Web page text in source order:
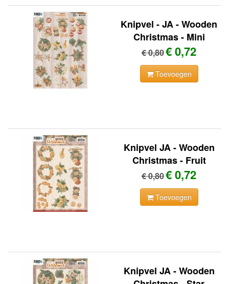
Knipvel - JA - Wooden
Christmas - Mini
€ 0,80€ 0,72
Toevoegen
Knipvel JA - Wooden
Christmas - Fruit
€ 0,80€ 0,72
Toevoegen
Knipvel JA - Wooden